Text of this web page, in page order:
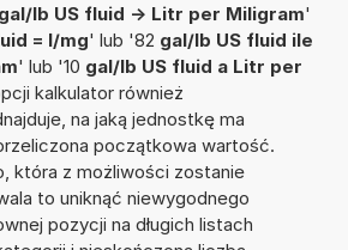
gal/lb US fluid -> Litr per Miligram'
= l/mg' lub '82 gal/lb US fluid ile
' lub '10 gal/lb US fluid a Litr per
kalkulator również
na jaką jednostkę ma
początkowa wartość.
która z możliwości zostanie
to uniknąć niewygodnego
pozycji na długich listach